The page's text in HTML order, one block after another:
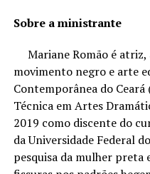
Sobre a ministrante
Mariane Romão é atriz,
movimento negro e arte
Contemporânea do Ceará
Técnica em Artes
2019 como discente do
da Universidade Federal
pesquisa da mulher preta